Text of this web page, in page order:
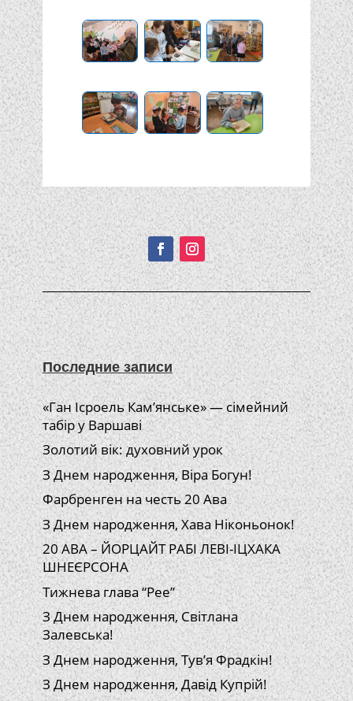
Подписывайтесь!
Последние записи
«Ган Ісроель Кам’янське» — сімейний
табір у Варшаві
Золотий вік: духовний урок
З Днем народження, Віра Богун!
Фарбренген на честь 20 Ава
З Днем народження, Хава Ніконьонок!
20 АВА – ЙОРЦАЙТ РАБІ ЛЕВІ-ІЦХАКА
ШНЕЄРСОНА
Тижнева глава “Рее”
З Днем народження, Світлана
Залевська!
З Днем народження, Тув’я Фрадкін!
З Днем народження, Давід Купрій!